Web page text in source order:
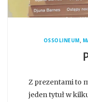
OSSOLINEUM,
Z prezentami to
jeden tytuł w